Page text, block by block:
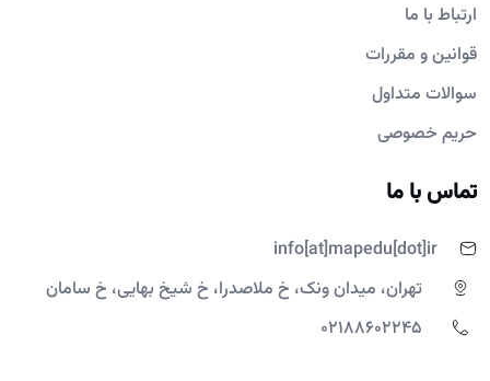
ارتباط با ما
قوانین و مقررات
سوالات متداول
حریم خصوصی
تماس با ما
info[at]mapedu[dot]ir
تهران، میدان ونک، خ ملاصدرا، خ شیخ بهایی، خ سامان
02188602245